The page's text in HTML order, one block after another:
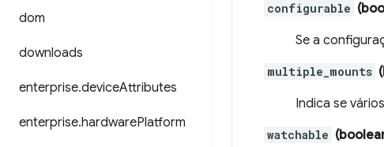
dom
downloads
enterprise.deviceAttributes
enterprise.hardwarePlatform
configurable
Se a
multiple_mounts
Indica se
watchable